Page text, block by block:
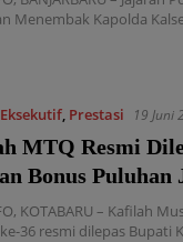
Menembak Kapolda
Eksekutif, Prestasi 19 Juni
MTQ Resmi
Bonus Puluhan
KOTABARU – Kafilah
36 resmi dilepas Bupati